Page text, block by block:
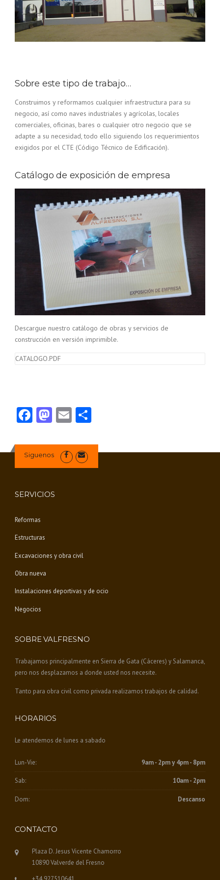
Sobre este tipo de trabajo…
Construimos y reformamos cualquier infraestructura para su
negocio, así como naves industriales y agrícolas, locales
comerciales, oficinas, bares o cualquier otro negocio que se
adapte a su necesidad, todo ello siguiendo los requerimientos
exigidos por el CTE (Código Técnico de Edificación).
Catálogo de exposición de empresa
Descargue nuestro catálogo de obras y servicios de
construcción en versión imprimible.
CATALOGO.PDF
Facebook
Mastodon
Email
Siguenos
SERVICIOS
Reformas
Estructuras
Excavaciones y obra civil
Obra nueva
Instalaciones deportivas y de ocio
Negocios
SOBRE VALFRESNO
Trabajamos principalmente en Sierra de Gata (Cáceres) y Salamanca,
pero nos desplazamos a donde usted nos necesite.
Tanto para obra civil como privada realizamos trabajos de calidad.
HORARIOS
Le atendemos de lunes a sabado
Lun-Vie: 9am - 2pm y 4pm - 8pm
Sab: 10am - 2pm
Dom: Descanso
CONTACTO
Plaza D. Jesus Vicente Chamorro
10890 Valverde del Fresno